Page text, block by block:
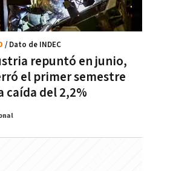
repuntó en junio,
el primer semestre
caída del 2,2%
/ Dato de INDEC